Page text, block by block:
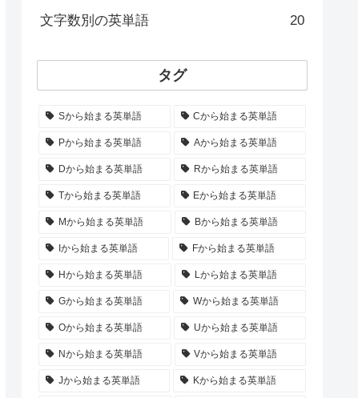
文字数別の英単語
20
タグ
Sから始まる英単語 Cから始まる英単語
Pから始まる英単語 Aから始まる英単語
Dから始まる英単語 Rから始まる英単語
Tから始まる英単語 Eから始まる英単語
Mから始まる英単語 Bから始まる英単語
Iから始まる英単語 Fから始まる英単語
Hから始まる英単語 Lから始まる英単語
Gから始まる英単語 Wから始まる英単語
Oから始まる英単語 Uから始まる英単語
Nから始まる英単語 Vから始まる英単語
Jから始まる英単語 Kから始まる英単語